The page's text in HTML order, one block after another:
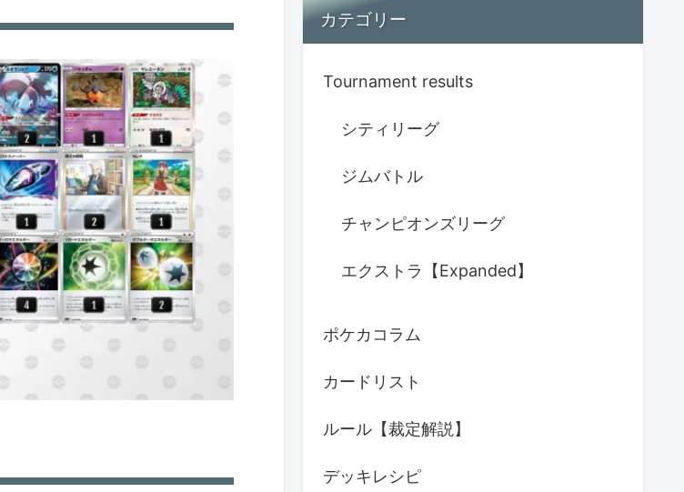
カテゴリー
Tournament results
シティリーグ
ジムバトル
チャンピオンズリーグ
エクストラ【Expanded】
ポケカコラム
カードリスト
ルール【裁定解説】
デッキレシピ